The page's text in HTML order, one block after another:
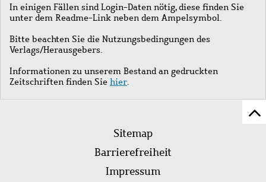
In einigen Fällen sind Login-Daten nötig, diese finden Sie
unter dem Readme-Link neben dem Ampelsymbol.
Bitte beachten Sie die Nutzungsbedingungen des
Verlags/Herausgebers.
Informationen zu unserem Bestand an gedruckten
Zeitschriften finden Sie hier.
Fußleistenmenü
Sitemap
Barrierefreiheit
Impressum